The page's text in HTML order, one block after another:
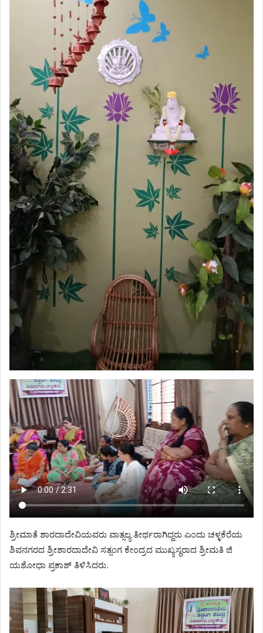
ಶ್ರೀಮಾತೆ ಶಾರದಾದೇವಿಯವರು ವಾತ್ಸಲ್ಯ ತೀರ್ಥರಾಗಿದ್ದರು ಎಂದು ಚಳ್ಳಕೆರೆಯ
ಶಿವನಗರದ ಶ್ರೀಶಾರದಾದೇವಿ ಸತ್ಸಂಗ ಕೇಂದ್ರದ ಮುಖ್ಯಸ್ಥರಾದ ಶ್ರೀಮತಿ ಜಿ
ಯಶೋಧಾ ಪ್ರಕಾಶ್ ತಿಳಿಸಿದರು.